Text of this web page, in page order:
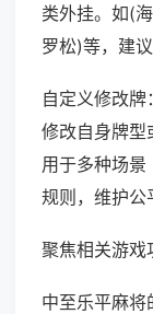
类外挂。如(
罗松)等，建
自定义修改牌
修改自身牌型
用于多种场
规则，维护公
聚焦相关游戏
中至乐平麻